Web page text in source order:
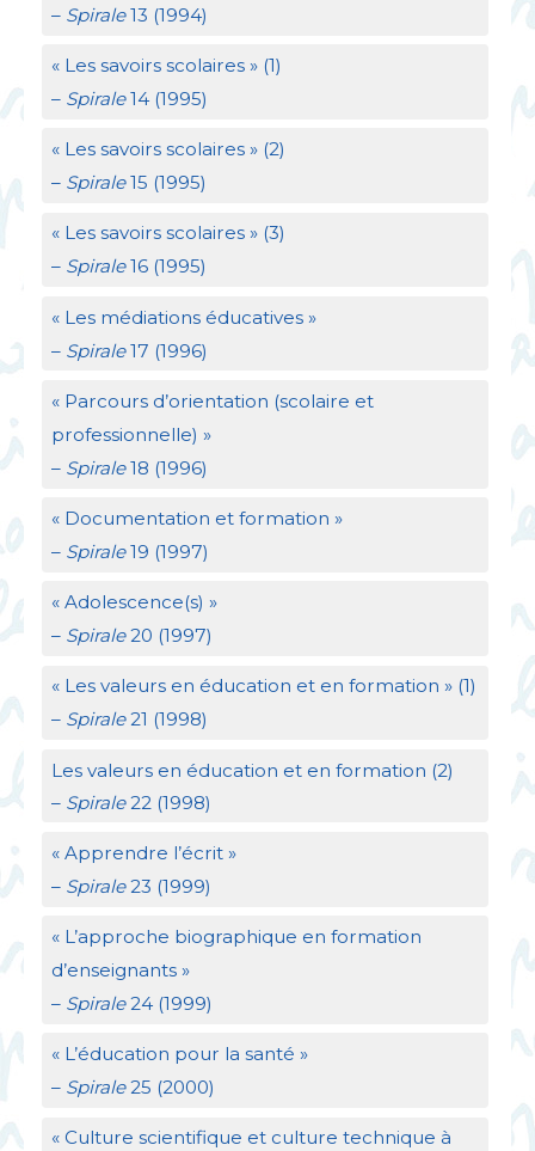
– Spirale13 (1994)
« Les savoirs scolaires » (1)
– Spirale14 (1995)
« Les savoirs scolaires » (2)
– Spirale15 (1995)
« Les savoirs scolaires » (3)
– Spirale16 (1995)
« Les médiations éducatives »
– Spirale17 (1996)
« Parcours d’orientation (scolaire et
professionnelle) »
– Spirale18 (1996)
« Documentation et formation »
– Spirale19 (1997)
« Adolescence(s) »
– Spirale20 (1997)
« Les valeurs en éducation et en formation » (1)
– Spirale21 (1998)
Les valeurs en éducation et en formation (2)
–Spirale22 (1998)
« Apprendre l’écrit »
– Spirale23 (1999)
« L’approche biographique en formation
d’enseignants »
– Spirale24 (1999)
« L’éducation pour la santé »
– Spirale25 (2000)
« Culture scientifique et culture technique à